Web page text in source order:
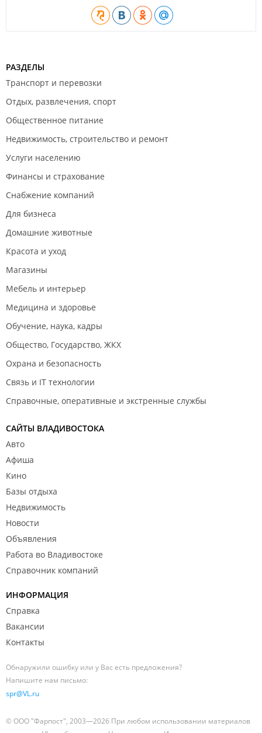
РАЗДЕЛЫ
Транспорт и перевозки
Отдых, развлечения, спорт
Общественное питание
Недвижимость, строительство и ремонт
Услуги населению
Финансы и страхование
Снабжение компаний
Для бизнеса
Домашние животные
Красота и уход
Магазины
Мебель и интерьер
Медицина и здоровье
Обучение, наука, кадры
Общество, Государство, ЖКХ
Охрана и безопасность
Связь и IT технологии
Справочные, оперативные и экстренные службы
САЙТЫ ВЛАДИВОСТОКА
Авто
Афиша
Кино
Базы отдыха
Недвижимость
Новости
Объявления
Работа во Владивостоке
Справочник компаний
ИНФОРМАЦИЯ
Справка
Вакансии
Контакты
Обнаружили ошибку или у Вас есть предложения?
Напишите нам письмо:
spr@VL.ru
© ООО "Фарпост", 2003—2026 При любом использовании материалов